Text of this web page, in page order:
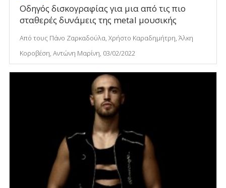
Οδηγός δισκογραφίας για μια από τις πιο
σταθερές δυνάμεις της metal μουσικής
Από τους Πάνο Ζαρκαδούλα, Χρήστο Καραδημήτρη, Άλκη
Κοροβέση, Αντώνη Μαρίνη, 03/02/2022